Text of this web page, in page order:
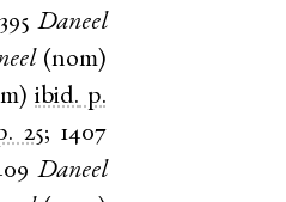
Daneel
(nom)
)ibid. p.
25; 1407
Daneel